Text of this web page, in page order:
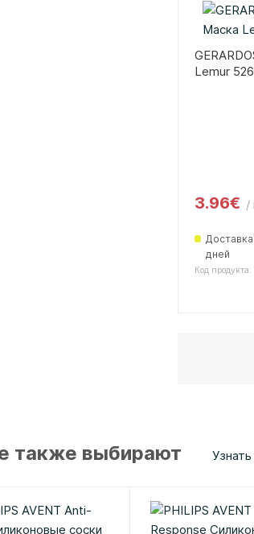
Lemur
3.96€ /
дней
Код
также выбирают